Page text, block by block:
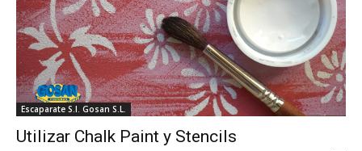
Escaparate S.I. Gosan S.L.
Utilizar Chalk Paint y Stencils